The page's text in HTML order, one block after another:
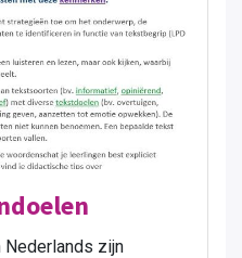
Nederlands zijn